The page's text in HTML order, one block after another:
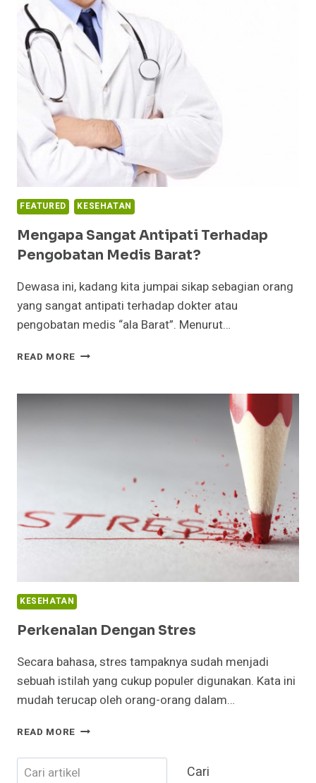
ISLAM
FEATURED KESEHATAN
Mengapa Sangat Antipati Terhadap
Pengobatan Medis Barat?
Dewasa ini, kadang kita jumpai sikap sebagian orang
yang sangat antipati terhadap dokter atau
pengobatan medis “ala Barat”. Menurut…
READ MORE MENGAPA
TERHADAP
KESEHATAN
Perkenalan Dengan Stres
Secara bahasa, stres tampaknya sudah menjadi
sebuah istilah yang cukup populer digunakan. Kata ini
mudah terucap oleh orang-orang dalam…
READ MORE PERKENALAN
STRES
Cari Cari